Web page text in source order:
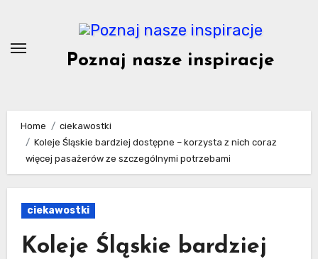
content
Poznaj nasze inspiracje
Home
ciekawostki
Koleje Śląskie bardziej dostępne – korzysta z nich coraz
więcej pasażerów ze szczególnymi potrzebami
ciekawostki
Koleje Śląskie bardziej